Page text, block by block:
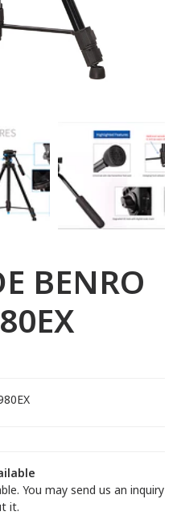
BENRO
You may send us an inquiry
it.